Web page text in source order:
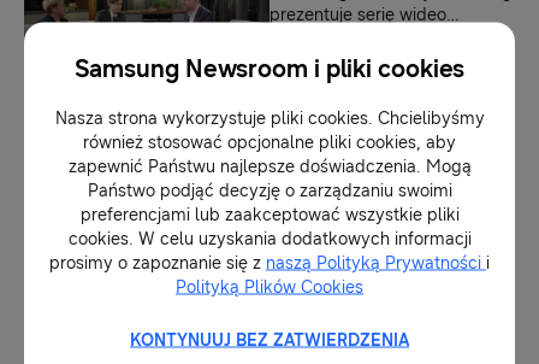
prezentuje serię wideo
01-06-2022
Gwiazda Jakości Obsługi 2022
dla Samsung Electronics
Polska
31-05-2022
10 dobrych praktyk Samsung
w raporcie Forum
Odpowiedzialnego Biznesu
Samsung Newsroom i pliki cookies
Nasza strona wykorzystuje pliki cookies. Chcielibyśmy
również stosować opcjonalne pliki cookies, aby
zapewnić Państwu najlepsze doświadczenia. Mogą
Państwo podjąć decyzję o zarządzaniu swoimi
preferencjami lub zaakceptować wszystkie pliki
cookies. W celu uzyskania dodatkowych informacji
prosimy o zapoznanie się z naszą Polityką Prywatności i
Polityką Plików Cookies
KONTYNUUJ BEZ ZATWIERDZENIA